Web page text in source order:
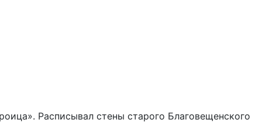
Расписывал стены старого Благовещенского